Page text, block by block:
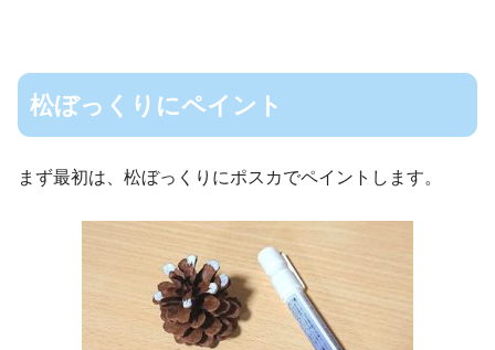
松ぼっくりにペイント
まず最初は、松ぼっくりにポスカでペイントします。